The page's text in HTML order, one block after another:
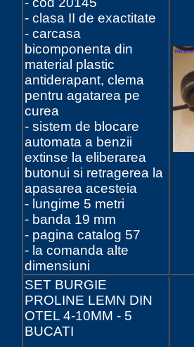
- clasa II de exactitate
- carcasa
bicomponenta din
material plastic
antiderapant, clema
pentru agatarea pe
curea
- sistem de blocare
automata a benzii
extinse la eliberarea
butonui si retragerea la
apasarea acesteia
- lungime 5 metri
- banda 19 mm
- pagina catalog 57
- la comanda alte
dimensiuni
SET BURGIE
PROLINE LEMN DIN
OTEL 4-10MM - 5
BUCATI